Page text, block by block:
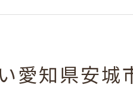
る職場環境の魅力
あなたへ愛知県安城市での
愛知県安城